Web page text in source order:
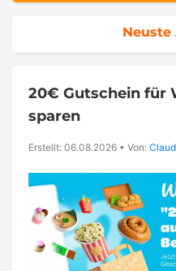
Neuste
20€ Gutschein für
sparen
Erstellt: 06.08.2026 • Von: